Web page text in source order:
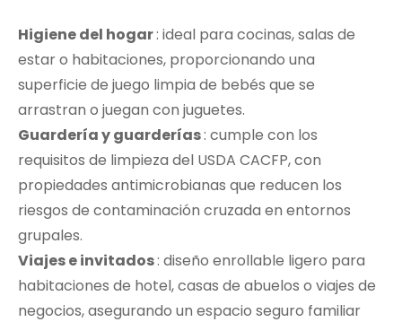
Higiene del hogar: ideal para cocinas, salas de
estar o habitaciones, proporcionando una
superficie de juego limpia de bebés que se
arrastran o juegan con juguetes.
Guardería y guarderías: cumple con los
requisitos de limpieza del USDA CACFP, con
propiedades antimicrobianas que reducen los
riesgos de contaminación cruzada en entornos
grupales.
Viajes e invitados: diseño enrollable ligero para
habitaciones de hotel, casas de abuelos o viajes de
negocios, asegurando un espacio seguro familiar